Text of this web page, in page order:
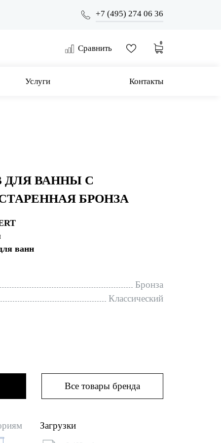
+7 (495) 274 06 36
Сравнить
0
Услуги Контакты
ДЛЯ ВАННЫ С
БРОНЗА
ванн
Бронза
Классический
Все товары бренда
Загрузки